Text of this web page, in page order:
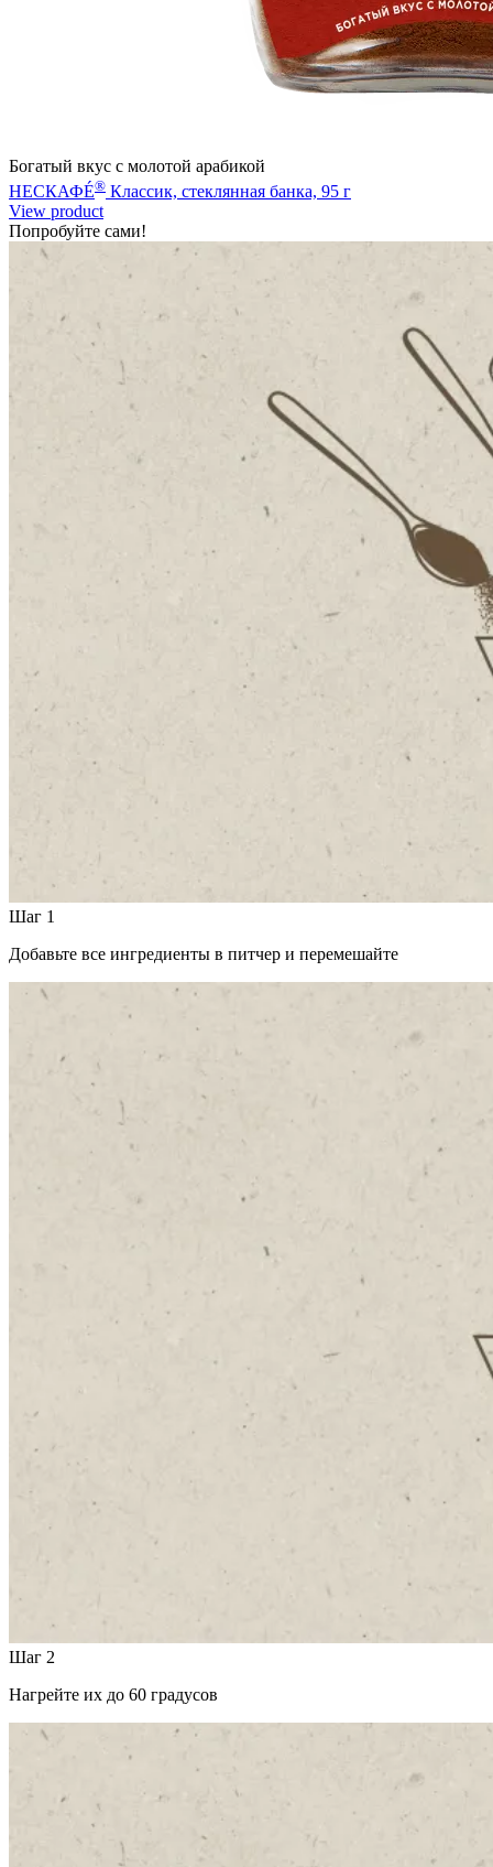
Богатый вкус с молотой арабикой
НЕСКАФÉ® Классик, стеклянная банка, 95 г
View product
Попробуйте сами!
Шаг 1
Добавьте все ингредиенты в питчер и перемешайте
Шаг 2
Нагрейте их до 60 градусов